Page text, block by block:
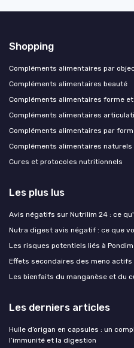
Shopping
Compléments alimentaires par
Compléments alimentaires beauté
Compléments alimentaires forme
Compléments alimentaires
Compléments alimentaires par
Compléments alimentaires naturels
Cures et protocoles nutritionnels
Les plus lus
Avis négatifs sur Nutrilim 24 : ce
Nutra digest avis négatif : ce que
Les risques potentiels liés à
Effets secondaires des meno
Les bienfaits du manganèse et du
Les derniers articles
Huile d’origan en capsules : un
l’immunité et la digestion